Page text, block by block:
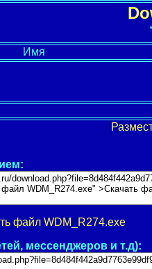
Имя
файл WDM_R274.exe
мессенджеров и т.д):